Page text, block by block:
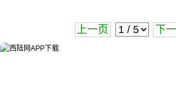
上一页 下